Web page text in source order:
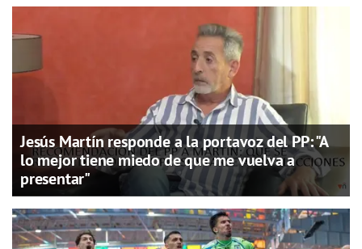
Jesús Martín responde a la portavoz del PP: "A
lo mejor tiene miedo de que me vuelva a
presentar"